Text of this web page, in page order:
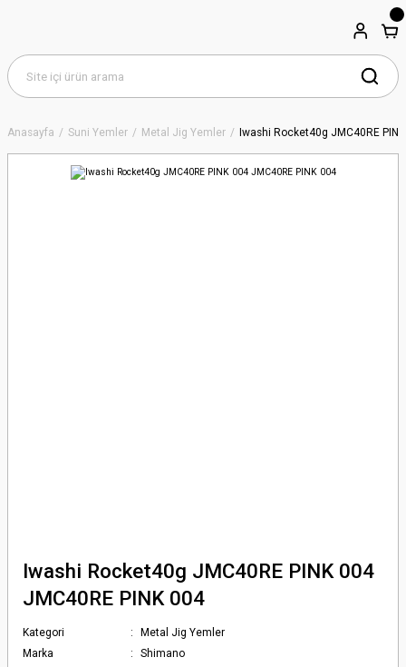
Anasayfa Suni Yemler Metal Jig Yemler Iwashi Rocket40g JMC40RE
Iwashi Rocket40g JMC40RE PINK 004
JMC40RE PINK 004
Kategori
Metal Jig Yemler
Marka
Shimano